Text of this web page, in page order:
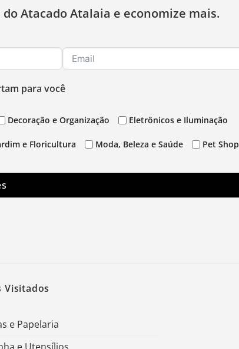
Atacado Atalaia e economize mais.
para você
Decoração e Organização Eletrônicos e Iluminação
e Floricultura Moda, Beleza e Saúde Pet Shop
Visitados
e Papelaria